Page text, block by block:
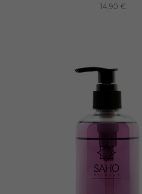
14,90 €